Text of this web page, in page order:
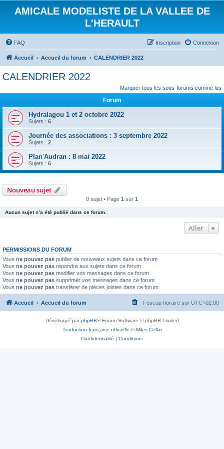
AMICALE MODELISTE DE LA VALLEE DE
L'HERAULT
FAQ Connexion
Inscription
Accueil Accueil du forum CALENDRIER 2022
CALENDRIER 2022
Marquer tous les sous-forums comme lus
Forum
Hydralagou 1 et 2 octobre 2022
Sujets : 6
Journée des associations : 3 septembre 2022
Sujets : 2
Plan'Audran : 8 mai 2022
Sujets : 6
Nouveau sujet
0 sujet • Page 1 sur 1
Aucun sujet n’a été publié dans ce forum.
Aller
PERMISSIONS DU FORUM
Vous ne pouvez pas publier de nouveaux sujets dans ce forum
Vous ne pouvez pas répondre aux sujets dans ce forum
Vous ne pouvez pas modifier vos messages dans ce forum
Vous ne pouvez pas supprimer vos messages dans ce forum
Vous ne pouvez pas transférer de pièces jointes dans ce forum
Accueil Accueil du forum Fuseau horaire sur UTC+02:00
Développé parphpBB® Forum Software © phpBB Limited
Traduction française officielle ©Miles Cellar
Confidentialité | Conditions